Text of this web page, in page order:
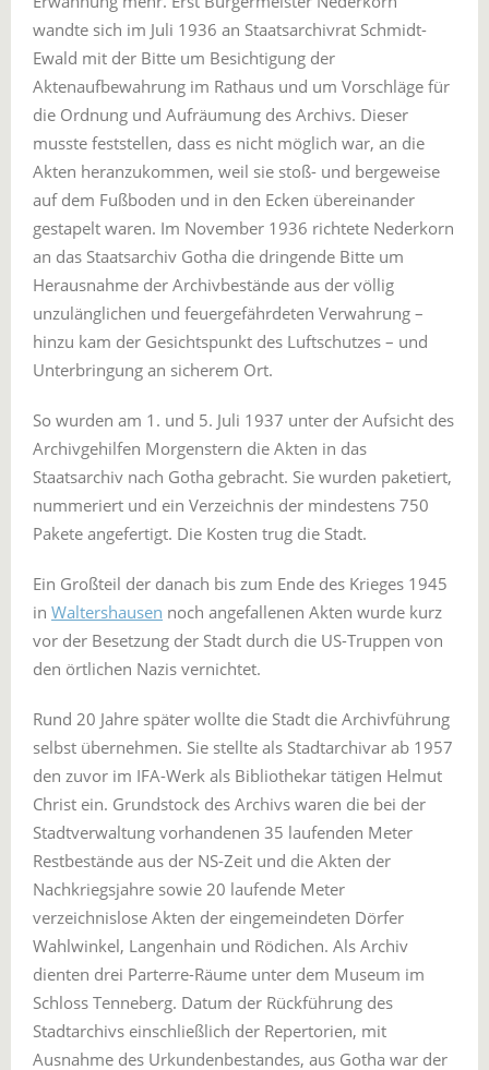
wandte sich im Juli 1936 an Staatsarchivrat Schmidt-
Ewald mit der Bitte um Besichtigung der
Aktenaufbewahrung im Rathaus und um Vorschläge für
die Ordnung und Aufräumung des Archivs. Dieser
musste feststellen, dass es nicht möglich war, an die
Akten heranzukommen, weil sie stoß- und bergeweise
auf dem Fußboden und in den Ecken übereinander
gestapelt waren. Im November 1936 richtete Nederkorn
an das Staatsarchiv Gotha die dringende Bitte um
Herausnahme der Archivbestände aus der völlig
unzulänglichen und feuergefährdeten Verwahrung –
hinzu kam der Gesichtspunkt des Luftschutzes – und
Unterbringung an sicherem Ort.
So wurden am 1. und 5. Juli 1937 unter der Aufsicht des
Archivgehilfen Morgenstern die Akten in das
Staatsarchiv nach Gotha gebracht. Sie wurden paketiert,
nummeriert und ein Verzeichnis der mindestens 750
Pakete angefertigt. Die Kosten trug die Stadt.
Ein Großteil der danach bis zum Ende des Krieges 1945
in Waltershausen noch angefallenen Akten wurde kurz
vor der Besetzung der Stadt durch die US-Truppen von
den örtlichen Nazis vernichtet.
Rund 20 Jahre später wollte die Stadt die Archivführung
selbst übernehmen. Sie stellte als Stadtarchivar ab 1957
den zuvor im IFA-Werk als Bibliothekar tätigen Helmut
Christ ein. Grundstock des Archivs waren die bei der
Stadtverwaltung vorhandenen 35 laufenden Meter
Restbestände aus der NS-Zeit und die Akten der
Nachkriegsjahre sowie 20 laufende Meter
verzeichnislose Akten der eingemeindeten Dörfer
Wahlwinkel, Langenhain und Rödichen. Als Archiv
dienten drei Parterre-Räume unter dem Museum im
Schloss Tenneberg. Datum der Rückführung des
Stadtarchivs einschließlich der Repertorien, mit
Ausnahme des Urkundenbestandes, aus Gotha war der